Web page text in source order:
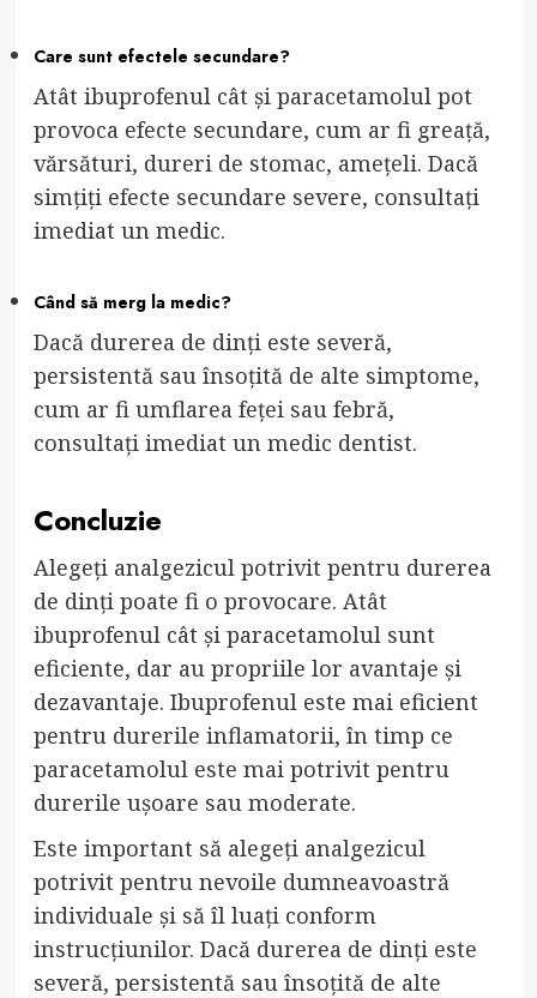
Care sunt efectele secundare?
Atât ibuprofenul cât și paracetamolul pot
provoca efecte secundare, cum ar fi greață,
vărsături, dureri de stomac, amețeli. Dacă
simțiți efecte secundare severe, consultați
imediat un medic.
Când să merg la medic?
Dacă durerea de dinți este severă,
persistentă sau însoțită de alte simptome,
cum ar fi umflarea feței sau febră,
consultați imediat un medic dentist.
Concluzie
Alegeți analgezicul potrivit pentru durerea
de dinți poate fi o provocare. Atât
ibuprofenul cât și paracetamolul sunt
eficiente, dar au propriile lor avantaje și
dezavantaje. Ibuprofenul este mai eficient
pentru durerile inflamatorii, în timp ce
paracetamolul este mai potrivit pentru
durerile ușoare sau moderate.
Este important să alegeți analgezicul
potrivit pentru nevoile dumneavoastră
individuale și să îl luați conform
instrucțiunilor. Dacă durerea de dinți este
severă, persistentă sau însoțită de alte